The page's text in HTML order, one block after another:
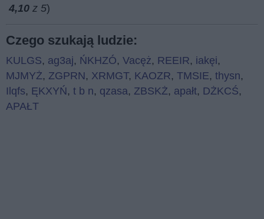
4,10 z 5)
Czego szukają ludzie:
KULGS, ag3aj, ŃKHZÓ, Vacęż, REEIR, iakęi,
MJMYŻ, ZGPRN, XRMGT, KAOZR, TMSIE, thysn,
Ilqfs, ĘKXYŃ, t b n, qzasa, ZBSKŻ, apałt, DŻKCŚ,
APAŁT